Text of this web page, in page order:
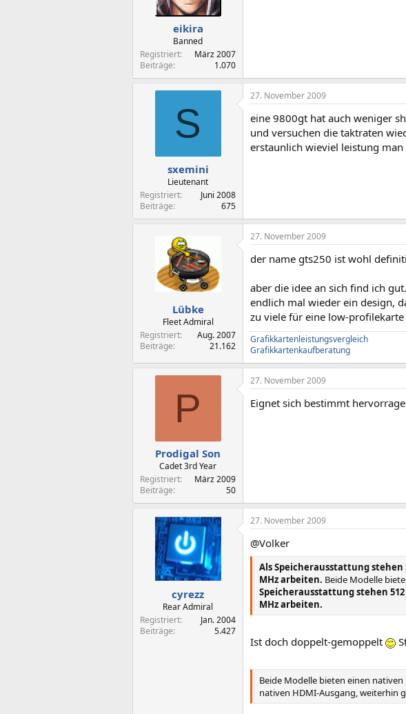
eikira
Banned
Registriert
März 2007
Beiträge
1.070
S
sxemini
Lieutenant
Registriert
Juni 2008
Beiträge
675
27. November 2009
eine 9800gt hat auch weniger
und versuchen die taktraten
erstaunlich wieviel leistung
Lübke
Fleet Admiral
Registriert
Aug. 2007
Beiträge
21.162
27. November 2009
der name gts250 ist wohl
aber die idee an sich find ich
endlich mal wieder ein design,
zu viele für eine low-
Grafikkartenleistungsvergleich
Grafikkartenkaufberatung
P
Prodigal Son
Cadet 3rd Year
Registriert
März 2009
Beiträge
50
27. November 2009
Eignet sich bestimmt
cyrezz
Rear Admiral
Registriert
Jan. 2004
Beiträge
5.427
27. November 2009
@Volker
Als Speicherausstattung stehen
MHz arbeiten. Beide Modelle
Speicherausstattung stehen 512
MHz arbeiten.
Ist doch doppelt-gemoppelt
Beide Modelle bieten einen
nativen HDMI-Ausgang, weiterhin